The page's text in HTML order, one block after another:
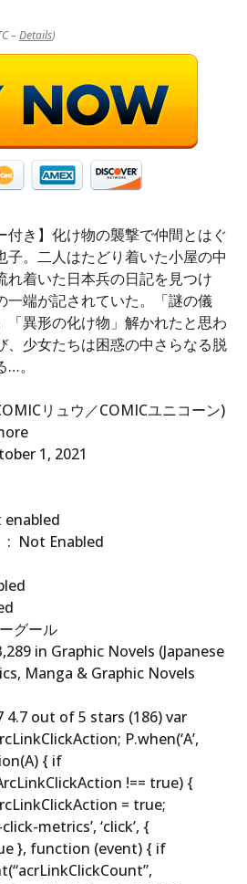
–Details)
付き】化け物の襲撃で仲間とはぐ
子。二人はたどり着いた小屋の中
れ着いた日本兵の日記を見つけ
一端が記されていた。「謎の儀
「異形の化け物」解かれたと思わ
、少女たちは困惑の中さらなる脱
。
書店(COMICリュウ／COMICユニコーン)
more
date ‏ : ‎ October 1, 2021
: ‎ Not enabled
Enhanced typesetting ‏ : ‎ Not Enabled
: ‎ マザーグール
in Graphic Novels (Japanese
Manga & Graphic Novels
4.7 out of 5 stars (186) var
P.when(‘A’,
{ if
!== true) {
= true;
metrics’, ‘click’, {
}, function (event) { if